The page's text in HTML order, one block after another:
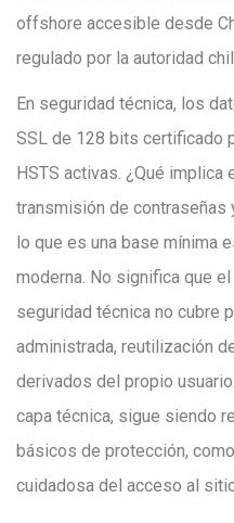
offshore accesible desde
regulado por la autoridad
En seguridad técnica, los
SSL de 128 bits certificado
HSTS activas. ¿Qué implica
transmisión de
lo que es una base mínima
moderna. No significa que
seguridad técnica no cubre
administrada, reutilización
derivados del propio
capa técnica, sigue siendo
básicos de protección,
cuidadosa del acceso al